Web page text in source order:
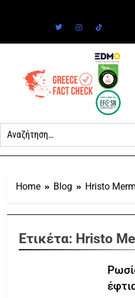
Home Blog Hristo
Ετικέτα: Hristo